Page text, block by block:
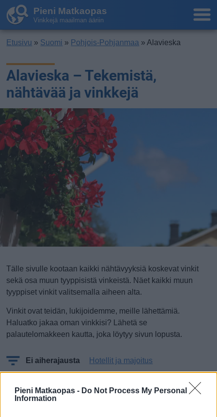
Pieni Matkaopas - Do Not Process My Personal
Information
Pieni Matkaopas
Vinkkejä maailman ääriin
Etusivu » Suomi » Pohjois-Pohjanmaa » Alavieska
Alavieska – Tekemistä,
nähtävää ja vinkkejä
Tälle sivulle kootaan kaikki nähtävyyksiä koskevat vinkit
sekä osa muun tyyppisistä vinkeistä. Näet kaikki muun
tyyppiset vinkit valitsemalla aiheen alta.
Vinkit ovat teidän, lukijoidemme, meille lähettämiä.
Haluatko jakaa oman vinkkisi? Lähetä se
palautelomakkeen kautta, joka löytyy sivun lopusta.
Ei aiherajausta Hotellit ja majoitus
Mitä, ei vielä vinkkejä!?